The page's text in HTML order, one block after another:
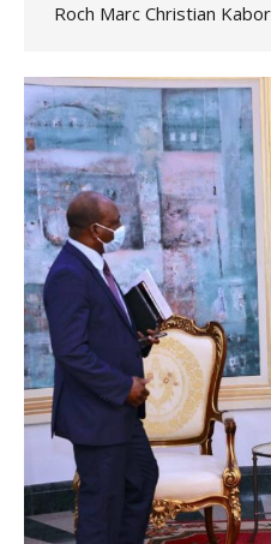
Roch Marc Christian